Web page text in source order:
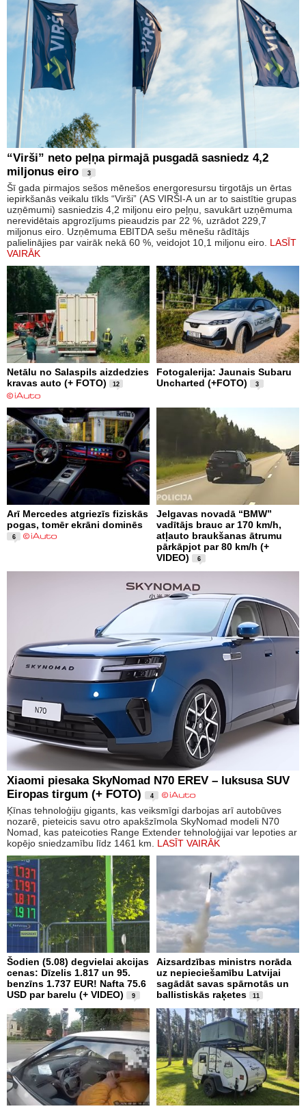
“Virši” neto peļņa pirmajā pusgadā sasniedz 4,2
miljonus eiro
3
Šī gada pirmajos sešos mēnešos energoresursu tirgotājs un ērtas
iepirkšanās veikalu tīkls “Virši” (AS VIRŠI-A un ar to saistītie grupas
uzņēmumi) sasniedzis 4,2 miljonu eiro peļņu, savukārt uzņēmuma
nerevidētais apgrozījums pieaudzis par 22 %, uzrādot 229,7
miljonus eiro. Uzņēmuma EBITDA sešu mēnešu rādītājs
palielinājies par vairāk nekā 60 %, veidojot 10,1 miljonu eiro. LASĪT
VAIRĀK
Netālu no Salaspils aizdedzies
kravas auto (+ FOTO)
12
Fotogalerija: Jaunais Subaru
Uncharted (+FOTO)
3
Arī Mercedes atgriezīs fiziskās
pogas, tomēr ekrāni dominēs
6
Jelgavas novadā “BMW”
vadītājs brauc ar 170 km/h,
atļauto braukšanas ātrumu
pārkāpjot par 80 km/h (+
VIDEO)
6
Xiaomi piesaka SkyNomad N70 EREV – luksusa SUV
Eiropas tirgum (+ FOTO)
4
Ķīnas tehnoloģiju gigants, kas veiksmīgi darbojas arī autobūves
nozarē, pieteicis savu otro apakšzīmola SkyNomad modeli N70
Nomad, kas pateicoties Range Extender tehnoloģijai var lepoties ar
kopējo sniedzamību līdz 1461 km. LASĪT VAIRĀK
Šodien (5.08) degvielai akcijas
cenas: Dīzelis 1.817 un 95.
benzīns 1.737 EUR! Nafta 75.6
USD par barelu (+ VIDEO)
9
Aizsardzības ministrs norāda
uz nepieciešamību Latvijai
sagādāt savas spārnotās un
ballistiskās raķetes
11